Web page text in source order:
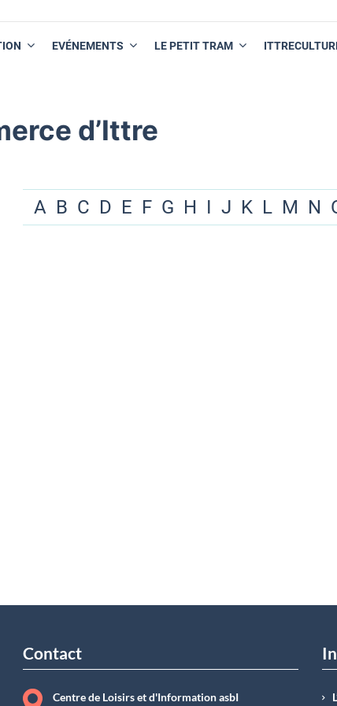
EVÉNEMENTS LE PETIT TRAM
d’Ittre
A B C D E F G H I J K L M N
Contact
Centre de Loisirs et d'Information asbI